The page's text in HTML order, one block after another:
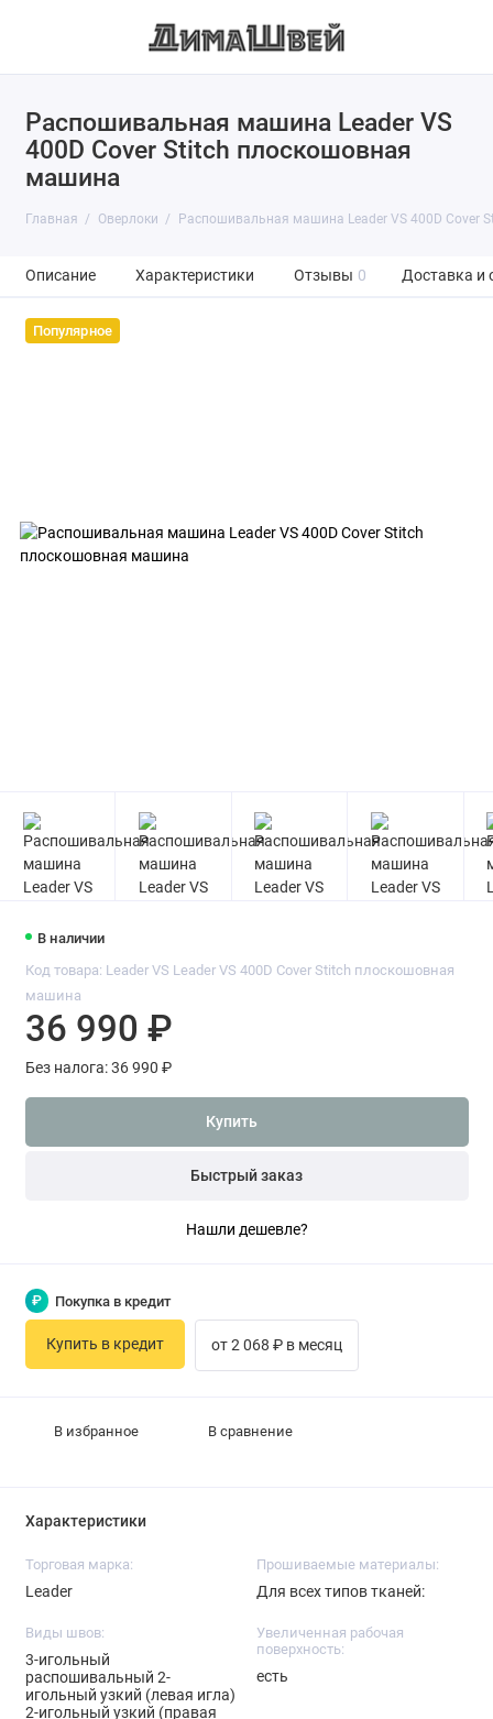
Распошивальная машина Leader VS
400D Cover Stitch плоскошовная
машина
Главная Оверлоки Распошивальная машина Leader VS 400D Cover
Описание Характеристики Отзывы 0 Доставка и
Популярное
В наличии
Код товара: Leader VS Leader VS 400D Cover Stitch плоскошовная
машина
36 990 ₽
Без налога: 36 990 ₽
Купить
Быстрый заказ
Нашли дешевле?
В избранное В сравнение
₽ Покупка в кредит
Купить в кредит от 2 068 ₽ в месяц
Характеристики
Торговая марка:
Leader
Прошиваемые материалы:
Для всех типов тканей:
Виды швов:
3-игольный
распошивальный 2-
игольный узкий (левая игла)
2-игольный узкий (правая
Увеличенная рабочая
поверхность:
есть